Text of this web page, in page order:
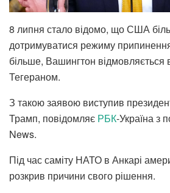
8 липня стало відомо, що США
дотримуватися режиму
більше, Вашингтон відмовляється
Тегераном.
З такою заявою виступив
Трамп, повідомляє РБК-Україна з
News.
Під час саміту НАТО в Анкарі
розкрив причини свого рішення.